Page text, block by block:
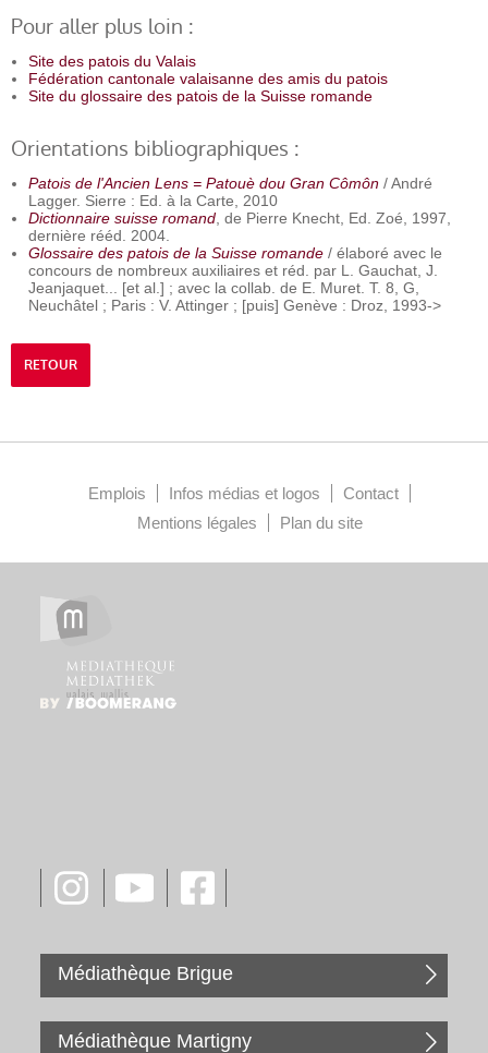
Pour aller plus loin :
Site des patois du Valais
Fédération cantonale valaisanne des amis du patois
Site du glossaire des patois de la Suisse romande
Orientations bibliographiques :
Patois de l'Ancien Lens = Patouè dou Gran Cômôn / André
Lagger. Sierre : Ed. à la Carte, 2010
Dictionnaire suisse romand , de Pierre Knecht, Ed. Zoé, 1997,
dernière rééd. 2004.
Glossaire des patois de la Suisse romande / élaboré avec le
concours de nombreux auxiliaires et réd. par L. Gauchat, J.
Jeanjaquet... [et al.] ; avec la collab. de E. Muret. T. 8, G,
Neuchâtel ; Paris : V. Attinger ; [puis] Genève : Droz, 1993->
RETOUR
Emplois Infos médias et logos
Contact
Mentions légales
Plan du site
Médiathèque Brigue
Médiathèque Martigny